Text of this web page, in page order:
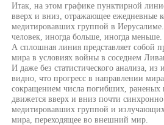
Итак, на этом графике пунктирной
вверх и вниз, отражающее ежедневные
медитировавших группой в
человек, иногда больше, иногда меньше.
А сплошная линия представляет собой
мира в условиях войны в соседнем
И даже без статистического анализа,
видно, что прогресс в направлении
сокращением числа погибших, раненых
движется вверх и вниз почти
медитировавших группой и
мира, переходящее во внешний мир.